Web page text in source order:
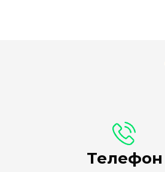
Телефон